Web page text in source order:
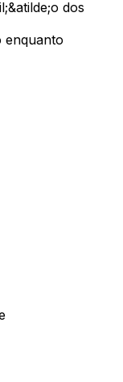
dos
enquanto